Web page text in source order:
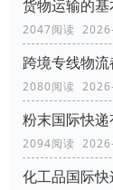
货物运输的基
2047阅读
跨境专线物
2080阅读
粉末国际快
2094阅读
化工品国际